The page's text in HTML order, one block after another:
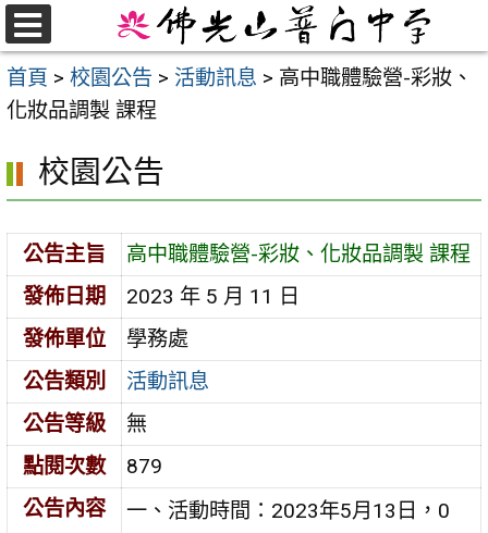
跳
至
主
要
首頁 > 校園公告 > 活動訊息 > 高中職體驗營-彩妝、
化妝品調製 課程
校園公告
公告主旨
高中職體驗營-彩妝、化妝品調製 課程
發佈日期
2023 年 5 月 11 日
發佈單位
學務處
公告類別
活動訊息
公告等級
無
點閱次數
879
公告內容
一、活動時間：2023年5月13日，0
選
單